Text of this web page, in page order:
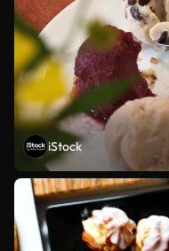
iStock